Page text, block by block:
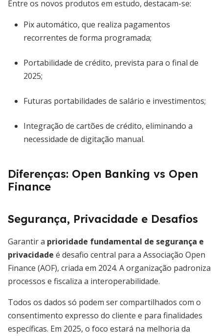
Entre os novos produtos em estudo, destacam-se:
Pix automático, que realiza pagamentos
recorrentes de forma programada;
Portabilidade de crédito, prevista para o final de
2025;
Futuras portabilidades de salário e investimentos;
Integração de cartões de crédito, eliminando a
necessidade de digitação manual.
Diferenças: Open Banking vs Open
Finance
Segurança, Privacidade e Desafios
Garantir a prioridade fundamental de segurança e
privacidade é desafio central para a Associação Open
Finance (AOF), criada em 2024. A organização padroniza
processos e fiscaliza a interoperabilidade.
Todos os dados só podem ser compartilhados com o
consentimento expresso do cliente e para finalidades
específicas. Em 2025, o foco estará na melhoria da